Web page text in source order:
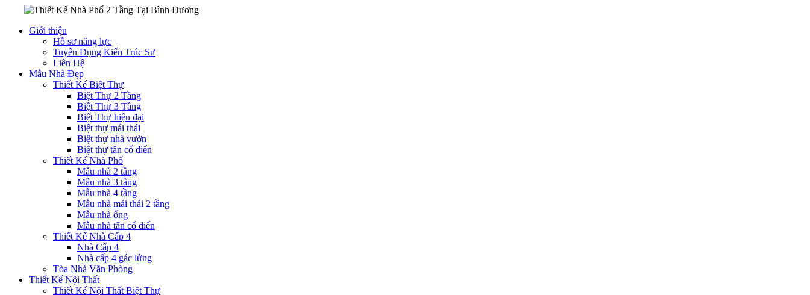
Giới thiệu
Hồ sơ năng lực
Tuyển Dụng Kiến Trúc Sư
Liên Hệ
Mẫu Nhà Đẹp
Thiết Kế Biệt Thự
Biệt Thự 2 Tầng
Biệt Thự 3 Tầng
Biệt Thự hiện đại
Biệt thự mái thái
Biệt thự nhà vườn
Biệt thự tân cổ điển
Thiết Kế Nhà Phố
Mẫu nhà 2 tầng
Mẫu nhà 3 tầng
Mẫu nhà 4 tầng
Mẫu nhà mái thái 2 tầng
Mẫu nhà ống
Mẫu nhà tân cổ điển
Thiết Kế Nhà Cấp 4
Nhà Cấp 4
Nhà cấp 4 gác lửng
Tòa Nhà Văn Phòng
Thiết Kế Nội Thất
Thiết Kế Nội Thất Biệt Thự